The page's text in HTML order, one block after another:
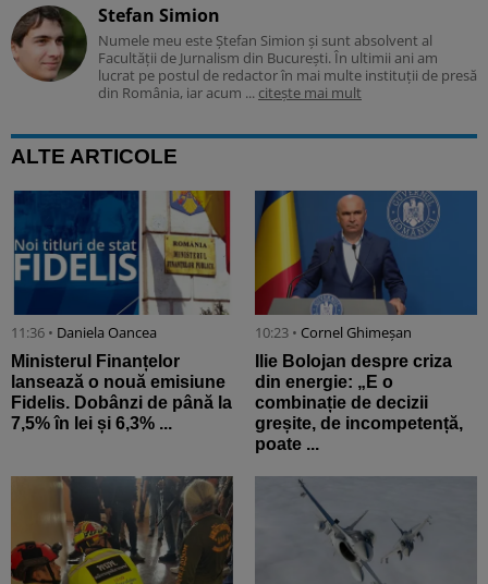
Stefan Simion
Numele meu este Ștefan Simion și sunt absolvent al
Facultății de Jurnalism din București. În ultimii ani am
lucrat pe postul de redactor în mai multe instituții de presă
din România, iar acum ... citește mai mult
ALTE ARTICOLE
11:36 • Daniela Oancea
Ministerul Finanțelor
lansează o nouă emisiune
Fidelis. Dobânzi de până la
7,5% în lei și 6,3% ...
10:23 • Cornel Ghimeșan
Ilie Bolojan despre criza
din energie: „E o
combinație de decizii
greșite, de incompetență,
poate ...